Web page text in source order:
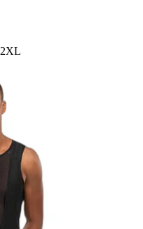
2XL